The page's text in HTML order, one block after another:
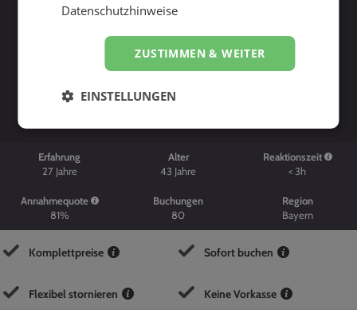
Erfahrung
27 Jahre
Alter
43 Jahre
Reaktionszeit
< 3h
Annahmequote
81%
Buchungen
80
Region
Bayern
Komplettpreise Sofort buchen
Flexibel stornieren Keine Vorkasse
Datenschutzhinweise
ZUSTIMMEN & WEITER
EINSTELLUNGEN